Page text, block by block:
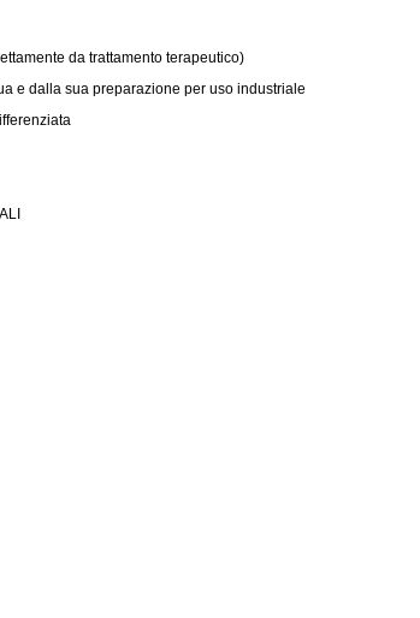
da trattamento terapeutico)
e dalla sua preparazione per uso industriale